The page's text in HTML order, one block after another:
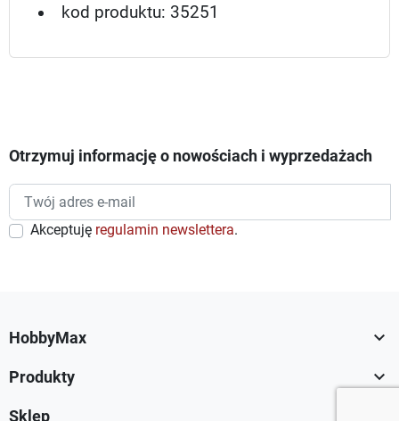
kod produktu: 35251
Otrzymuj informację o nowościach i wyprzedażach
Akceptuję regulamin newslettera.
HobbyMax 
Produkty 
Sklep